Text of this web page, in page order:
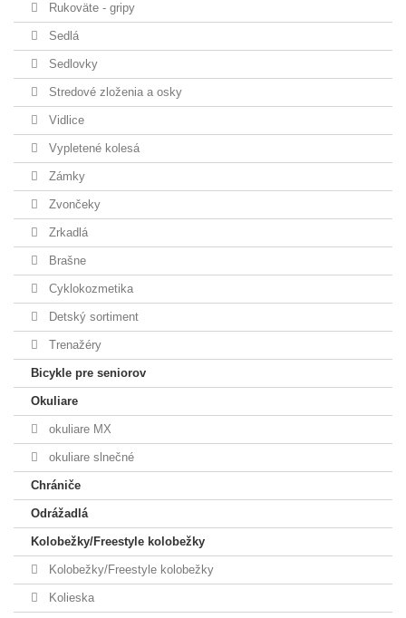
Rukoväte - gripy
Sedlá
Sedlovky
Stredové zloženia a osky
Vidlice
Vypletené kolesá
Zámky
Zvončeky
Zrkadlá
Brašne
Cyklokozmetika
Detský sortiment
Trenažéry
Bicykle pre seniorov
Okuliare
okuliare MX
okuliare slnečné
Chrániče
Odrážadlá
Kolobežky/Freestyle kolobežky
Kolobežky/Freestyle kolobežky
Kolieska